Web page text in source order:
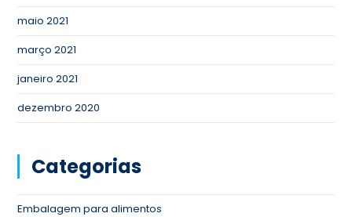
maio 2021
março 2021
janeiro 2021
dezembro 2020
Categorias
Embalagem para alimentos